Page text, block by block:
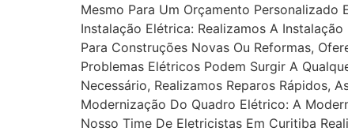
Mesmo Para Um Orçamento Personalizado
Instalação Elétrica: Realizamos A
Para Construções Novas Ou Reformas,
Problemas Elétricos Podem Surgir A
Necessário, Realizamos Reparos Rápidos,
Modernização Do Quadro Elétrico: A
Nosso Time De Eletricistas Em Curitiba